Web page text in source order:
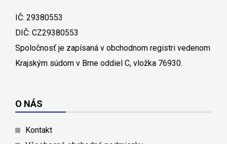
IČ: 29380553
DIČ: CZ29380553
Spoločnosť je zapísaná v obchodnom registri vedenom
Krajským súdom v Brne oddiel C, vložka 76930.
O NÁS
Kontakt